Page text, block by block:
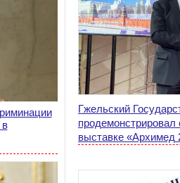
Гжельский
продемонстрировал
выставке «Архимед